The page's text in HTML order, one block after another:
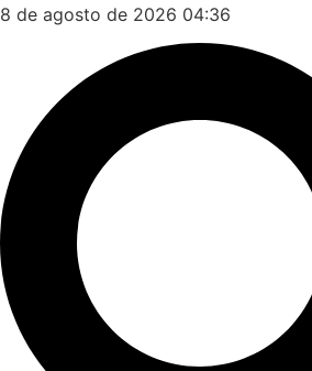
8 de agosto de 2026 04:36